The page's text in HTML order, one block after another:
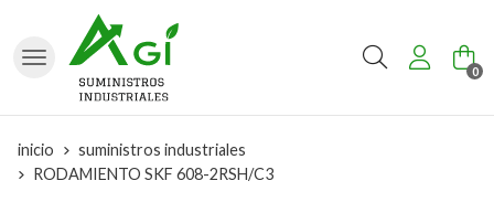
Buscar 0
inicio
suministros industriales
RODAMIENTO SKF 608-2RSH/C3